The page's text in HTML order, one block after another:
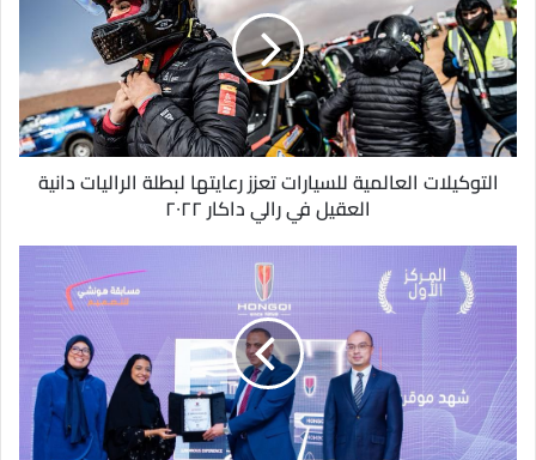
ل
إ
ل
ك
ت
ر
التوكيلات العالمية للسيارات تعزز رعايتها لبطلة الراليات دانية
العقيل في رالي داكار ٢٠٢٢